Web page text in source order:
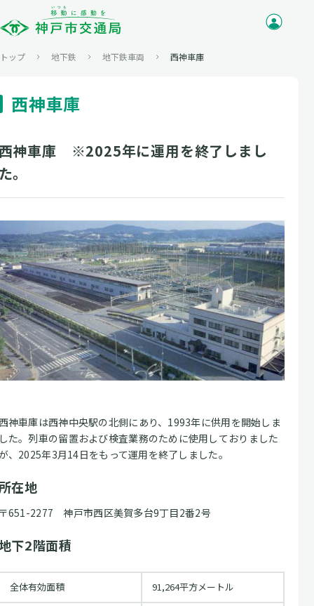
トップ 地下鉄 地下鉄車両 西神車庫
西神車庫
神車庫 ※2025年に運用を終了しまし
。
神車庫は西神中央駅の北側にあり、1993年に供用を開始しま
た。列車の留置および検査業務のために使用しておりました
、2025年3月14日をもって運用を終了しました。
在地
651-2277 神戸市西区美賀多台9丁目2番2号
下2階面積
全体有効面積 91,264平方メートル